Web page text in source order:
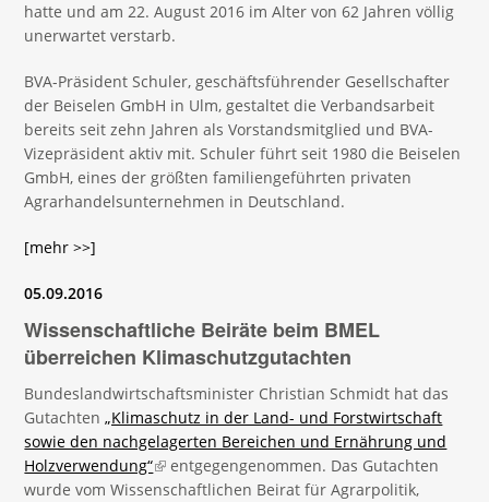
hatte und am 22. August 2016 im Alter von 62 Jahren völlig
unerwartet verstarb.
BVA-Präsident Schuler, geschäftsführender Gesellschafter
der Beiselen GmbH in Ulm, gestaltet die Verbandsarbeit
bereits seit zehn Jahren als Vorstandsmitglied und BVA-
Vizepräsident aktiv mit. Schuler führt seit 1980 die Beiselen
GmbH, eines der größten familiengeführten privaten
Agrarhandelsunternehmen in Deutschland.
[mehr >>]
05.09.2016
Wissenschaftliche Beiräte beim BMEL
überreichen Klimaschutzgutachten
Bundeslandwirtschaftsminister Christian Schmidt hat das
Gutachten„Klimaschutz in der Land- und Forstwirtschaft
sowie den nachgelagerten Bereichen und Ernährung und
Holzverwendung“(link is external)
entgegengenommen. Das Gutachten
wurde vom Wissenschaftlichen Beirat für Agrarpolitik,